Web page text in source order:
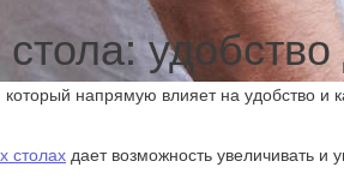
напрямую влияет на удобство
столах дает возможность увеличивать